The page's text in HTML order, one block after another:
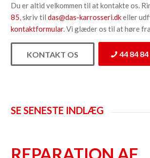
Du er altid velkommen til at kontakte os.
85, skriv tildas@das-karrosseri.dkeller
kontaktformular. Vi glæder os til at høre
KONTAKT OS 44 84 84
SE SENESTE INDLÆG
REPARATION AF